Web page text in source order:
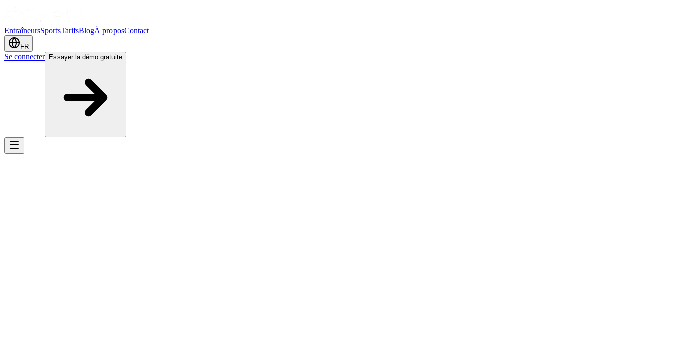
EntraîneursSportsTarifsBlogÀ proposContact
FR
Se connecter Essayer la démo gratuite